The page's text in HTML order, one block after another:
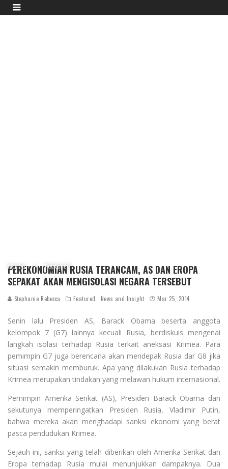
Home Featured
PEREKONOMIAN RUSIA TERANCAM, AS DAN EROPA
SEPAKAT AKAN MENGISOLASI NEGARA TERSEBUT
Stephanie Rebecca Featured News and Insight Mar 25, 2014
Senin lalu Presiden AS, Barack Obama beserta anggota
kelompok 7 (G7) lainnya kecuali Rusia, berdiskuis mengenai
langkah isolasi terhadap Rusia terkait aneksasi Krimea. Para
pemimpin G7 juga berencana akan mendepak Rusia dar G8 jika
situasi semakin memburuk. Apa yang dilakukan Rusia terhadap
Krimea merupakan tindakan yang melawan hukum internasional.
Pemimpin Amerika Serikat (AS), Presiden Barack Obama dan
sekutunya memperingatkan Presiden Rusia, Vladimir Putin,
bahwa mereka akan menghadapi sanksi ekonomi yang berat
pasca pendudukan Krimea.
Sejauh ini, sanksi yang telah diberikan oleh Amerika Serikat dan
Eropa terhadap Rusia mulai menunjukkan dampaknya. Dua